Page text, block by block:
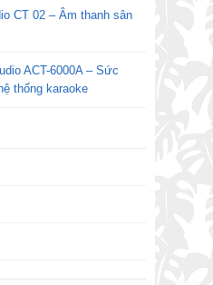
CT 02 – Âm thanh sân
ACT-6000A – Sức
thống karaoke